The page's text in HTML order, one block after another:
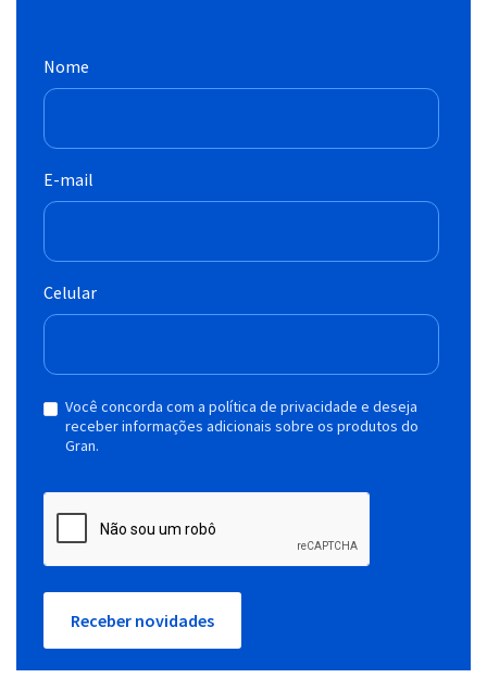
Nome
E-mail
Celular
Você concorda com a política de privacidade e deseja
receber informações adicionais sobre os produtos do
Gran.
Receber novidades